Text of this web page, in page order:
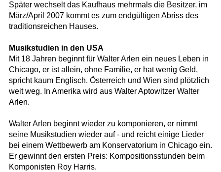
Später wechselt das Kaufhaus mehrmals die Besitzer, im
März/April 2007 kommt es zum endgültigen Abriss des
traditionsreichen Hauses.
Musikstudien in den USA
Mit 18 Jahren beginnt für Walter Arlen ein neues Leben in
Chicago, er ist allein, ohne Familie, er hat wenig Geld,
spricht kaum Englisch. Österreich und Wien sind plötzlich
weit weg. In Amerika wird aus Walter Aptowitzer Walter
Arlen.
Walter Arlen beginnt wieder zu komponieren, er nimmt
seine Musikstudien wieder auf - und reicht einige Lieder
bei einem Wettbewerb am Konservatorium in Chicago ein.
Er gewinnt den ersten Preis: Kompositionsstunden beim
Komponisten Roy Harris.